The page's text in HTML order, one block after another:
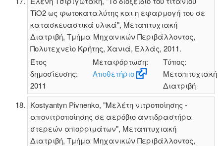
TiO2 ως φωτοκαταλύτης και η εφαρμογή του σε
κατασκευαστικά υλικά", Μεταπτυχιακή
Διατριβή, Τμήμα Μηχανικών Περιβάλλοντος,
Πολυτεχνείο Κρήτης, Χανιά, Ελλάς, 2011.
Έτος
δημοσίευσης:
2011
Μεταφόρτωση:
Αποθετήριο
Τύπος:
Μεταπτυχιακή
Διατριβή
Kostyantyn Pivnenko, "Μελέτη νιτροποίησης -
απονιτροποίησης σε αερόβιο αντιδραστήρα
στερεών απορριμάτων", Μεταπτυχιακή
Διατριβή, Τμήμα Μηχανικών Περιβάλλοντος,